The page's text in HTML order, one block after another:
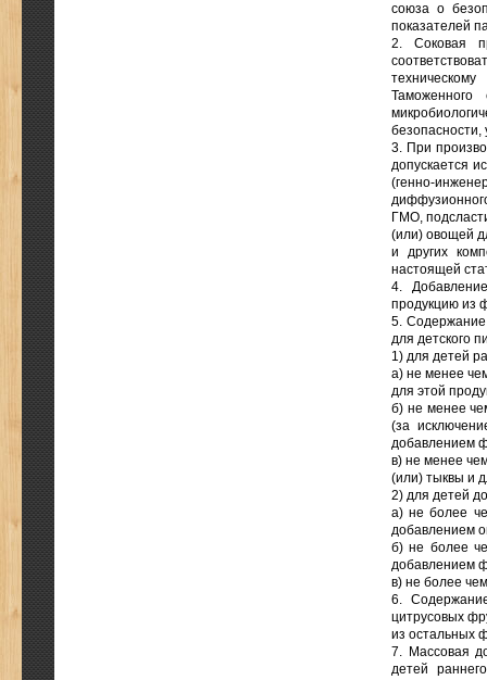
союза о
показателей
2. Соковая
3. При
допускается
(генно-
ГМО,
(или) овощей
и других
настоящей
4.
продукцию из
5. Содержание
для детского
1) для детей
а) не менее
для этой
б) не менее
(за
добавлением
в) не менее
(или) тыквы и
2) для детей
а) не более
добавлением
б) не более
добавлением
в) не более
6.
цитрусовых
из остальных
7. Массовая
детей